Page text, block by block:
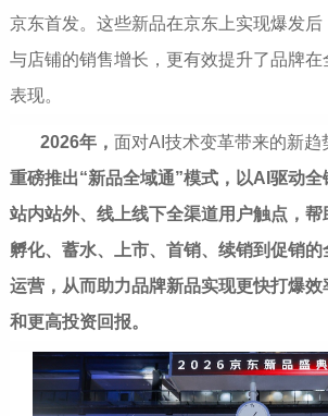
京东首发。这些新品在京东上实现爆发后
与店铺的销售增长，更有效提升了品牌在
表现。
2026年， 面对AI技术变革带来的新趋
重磅推出“新品全域通”模式， 以AI驱动
站内站外、线上线下全渠道用户触点， 帮
孵化、蓄水、上市、首销、续销到促销
运营，从而助力品牌新品实现更快打爆效
和更高投资回报。